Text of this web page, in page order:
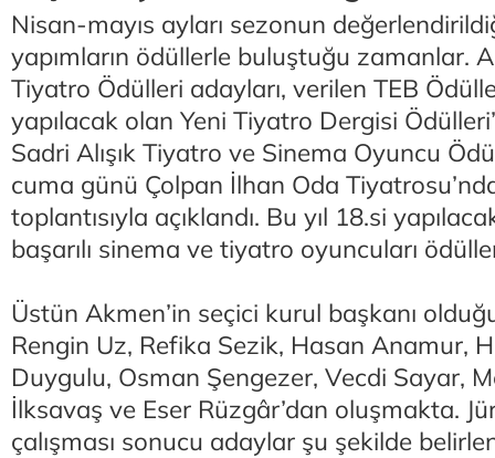
Nisan-mayıs ayları sezonun
yapımların ödüllerle buluştuğu zamanlar.
Tiyatro Ödülleri adayları, verilen TEB
yapılacak olan Yeni Tiyatro Dergisi
Sadri Alışık Tiyatro ve Sinema Oyuncu
cuma günü Çolpan İlhan Oda
toplantısıyla açıklandı. Bu yıl 18.si
başarılı sinema ve tiyatro oyuncuları
Üstün Akmen’in seçici kurul başkanı
Rengin Uz, Refika Sezik, Hasan Anamur,
Duygulu, Osman Şengezer, Vecdi Sayar,
İlksavaş ve Eser Rüzgâr’dan oluşmakta.
çalışması sonucu adaylar şu şekilde